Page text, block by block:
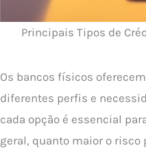
Principais Tipos de
Os bancos físicos
diferentes perfis e
cada opção é essencial
geral, quanto maior o risco